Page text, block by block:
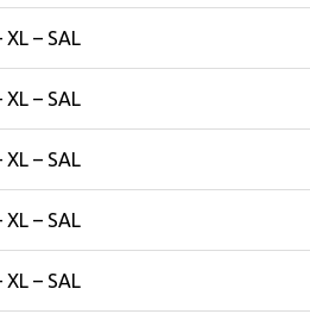
XL – SAL
XL – SAL
XL – SAL
XL – SAL
XL – SAL